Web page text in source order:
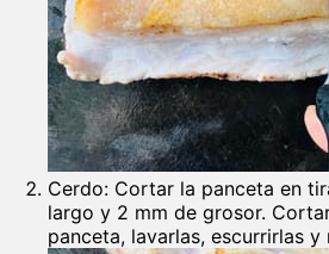
Cerdo: Cortar la panceta en
largo y 2 mm de grosor.
panceta, lavarlas, escurrirlas y